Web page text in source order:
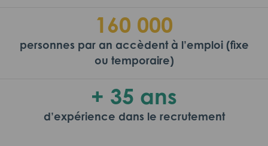
160 000
personnes par an accèdent à l’emploi (fixe
ou temporaire)
+ 35 ans
d’expérience dans le recrutement